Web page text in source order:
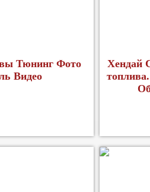
Тюнинг Фото
Видео
Хендай